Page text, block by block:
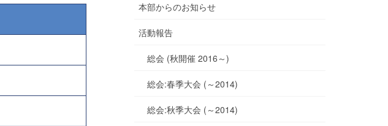
本部からのお知らせ
活動報告
総会 (秋開催 2016～)
総会:春季大会 (～2014)
総会:秋季大会 (～2014)